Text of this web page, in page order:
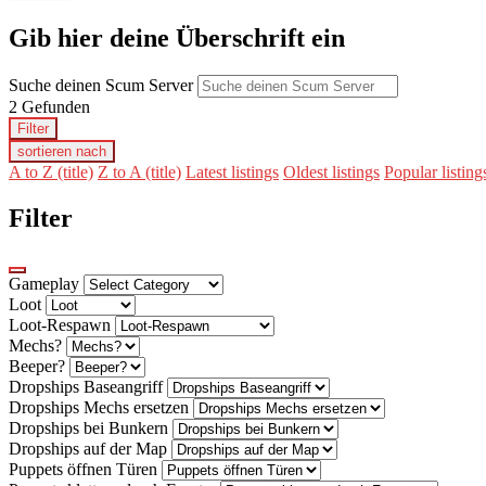
Gib hier deine Überschrift ein
Suche deinen Scum Server
2 Gefunden
Filter
sortieren nach
A to Z (title) Z to A (title) Latest listings Oldest listings Popular
Filter
Gameplay
Loot
Loot-Respawn
Mechs?
Beeper?
Dropships Baseangriff
Dropships Mechs ersetzen
Dropships bei Bunkern
Dropships auf der Map
Puppets öffnen Türen